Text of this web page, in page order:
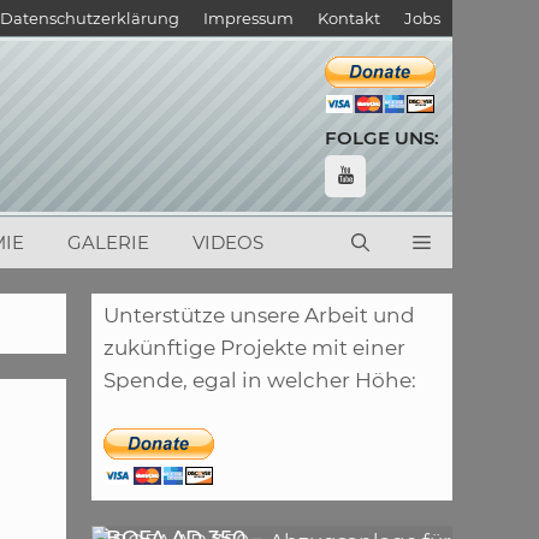
Datenschutzerklärung Impressum Kontakt Jobs
FOLGE UNS:
GALERIE VIDEOS
Unterstütze unsere Arbeit und
zukünftige Projekte mit einer
Spende, egal in welcher Höhe: